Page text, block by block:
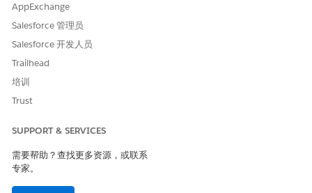
存储在触发记录变量中。此变量可让您的流即时访问触发流的记
录中的所有字段值。您可以读取字段值，检查并更改它们。
创建简单的保存前记录触发的流来更新记录
了解如何构建保存前记录触发的流，该流会在创建时自动更新业
务机会的名称。
创建简单的保存后记录触发的流
用户创建潜在客户记录时创建跟进任务，确保您的团队不会错过
重要的后续步骤。
AppExchange
Salesforce 管理员
Salesforce 开发人员
Trailhead
培训
Trust
SUPPORT & SERVICES
需要帮助？查找更多资源，或联系
专家。